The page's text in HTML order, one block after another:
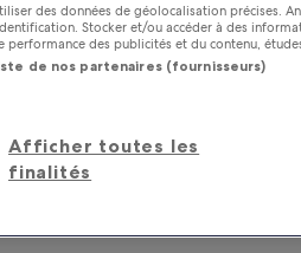
en cas
Gagnez des
chaque nuit
des données de géolocalisation précises.
Stocker et/ou accéder à des
performance des publicités et du contenu,
de nos partenaires (fournisseurs)
Afficher toutes les
finalités